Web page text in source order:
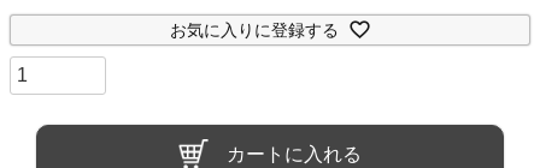
お気に入りに登録する
カートに入れる